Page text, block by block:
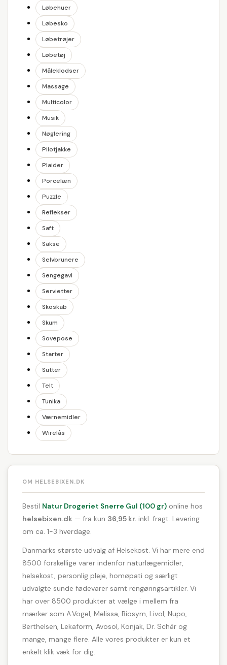
Løbehuer
Løbesko
Løbetrøjer
Løbetøj
Måleklodser
Massage
Multicolor
Musik
Nøglering
Pilotjakke
Plaider
Porcelæn
Puzzle
Reflekser
Saft
Sakse
Selvbrunere
Sengegavl
Servietter
Skoskab
Skum
Sovepose
Starter
Sutter
Telt
Tunika
Værnemidler
Wirelås
OM HELSEBIXEN.DK
Bestil Natur Drogeriet Snerre Gul (100 gr) online hos
helsebixen.dk — fra kun 36,95 kr. inkl. fragt. Levering
om ca. 1-3 hverdage.
Danmarks største udvalg af Helsekost. Vi har mere end
8500 forskellige varer indenfor naturlægemidler,
helsekost, personlig pleje, homøpati og særligt
udvalgte sunde fødevarer samt rengøringsartikler. Vi
har over 8500 produkter at vælge i mellem fra
mærker som A.Vogel, Melissa, Biosym, Livol, Nupo,
Berthelsen, Lekaform, Avosol, Konjak, Dr. Schär og
mange, mange flere. Alle vores produkter er kun et
enkelt klik væk for dig.